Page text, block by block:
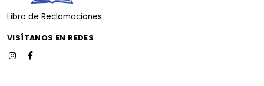
Libro de Reclamaciones
VISÍTANOS EN REDES